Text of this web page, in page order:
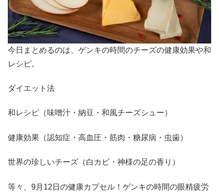
今日まとめるのは、ゲンキの時間のチーズの健康効果や和
レシピ。
ダイエット法
和レシピ（味噌汁・納豆・和風チーズシュー）
健康効果（認知症・高血圧・筋肉・糖尿病・虫歯）
世界の珍しいチーズ（白カビ・神様の足の香り）
等々、9月12日の健康カプセル！ゲンキの時間の眼精疲労